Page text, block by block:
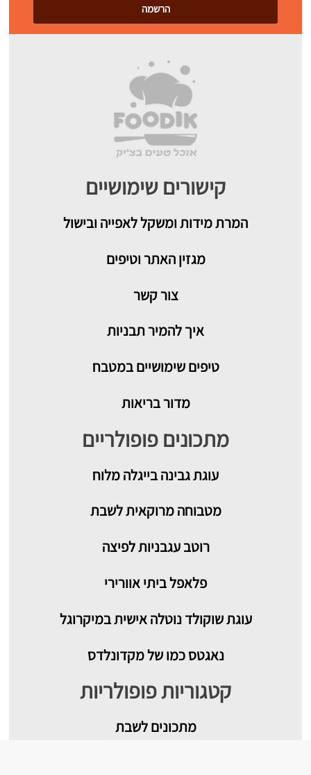
קישורים שימושיים
המרת מידות ומשקל לאפייה ובישול
מגזין האתר וטיפים
צור קשר
איך להמיר תבניות
טיפים שימושיים במטבח
מדור בריאות
מתכונים פופולריים
עוגת גבינה בייגלה מלוח
מטבוחה מרוקאית לשבת
רוטב עגבניות לפיצה
פלאפל ביתי אוורירי
עוגת שוקולד נוטלה אישית במיקרוגל
נאגטס כמו של מקדונלדס
קטגוריות פופולריות
מתכוניםלשבת